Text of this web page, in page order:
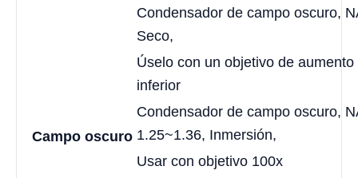
Campo oscuro
Condensador de campo oscuro,
Seco,
Úselo con un objetivo de
inferior
Condensador de campo oscuro,
1.25~1.36, Inmersión,
Usar con objetivo 100x